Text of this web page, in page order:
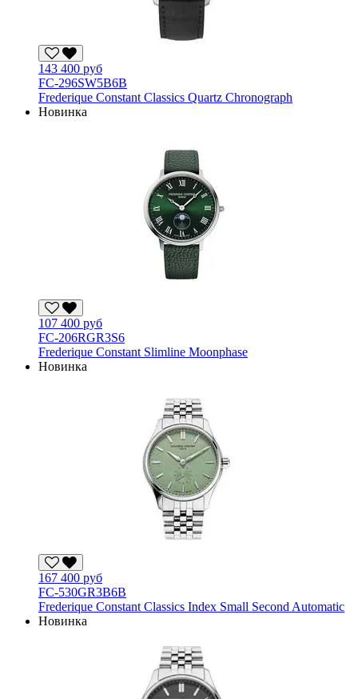
143 400 руб
FC-296SW5B6B
Frederique Constant Classics Quartz Chronograph
Новинка
107 400 руб
FC-206RGR3S6
Frederique Constant Slimline Moonphase
Новинка
167 400 руб
FC-530GR3B6B
Frederique Constant Classics Index Small Second Automatic
Новинка